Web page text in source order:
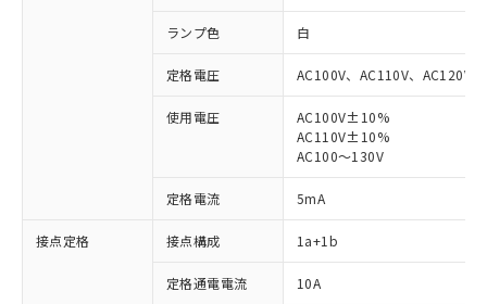
ランプ色 白
定格電圧 AC100V、AC110V、AC120V
使用電圧
AC100V±10%
AC110V±10%
AC100～130V
定格電流 5mA
接点定格 接点構成 1a+1b
定格通電電流 10A
対応済み：EU RoHS指令（10物質）の
非含有に対応した製品が提供可能な商品で